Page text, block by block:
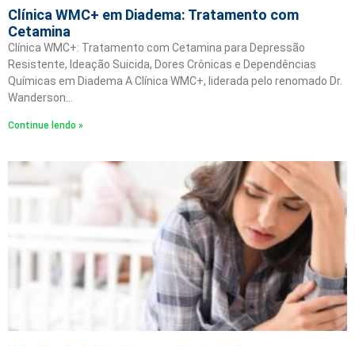
Clínica WMC+ em Diadema: Tratamento com
Cetamina
Clínica WMC+: Tratamento com Cetamina para Depressão
Resistente, Ideação Suicida, Dores Crônicas e Dependências
Químicas em Diadema A Clínica WMC+, liderada pelo renomado Dr.
Wanderson…
Continue lendo »